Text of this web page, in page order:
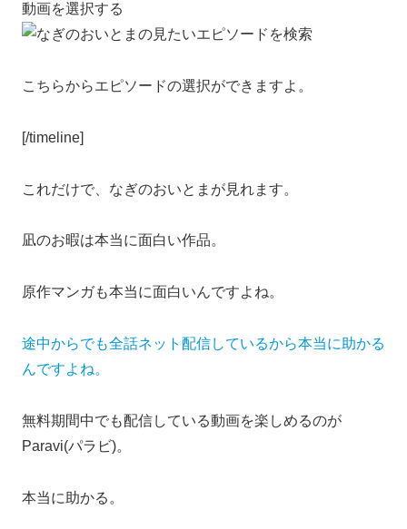
動画を選択する
こちらからエピソードの選択ができますよ。
[/timeline]
これだけで、なぎのおいとまが見れます。
凪のお暇は本当に面白い作品。
原作マンガも本当に面白いんですよね。
途中からでも全話ネット配信しているから本当に助かる
んですよね。
無料期間中でも配信している動画を楽しめるのが
Paravi(パラビ)。
本当に助かる。